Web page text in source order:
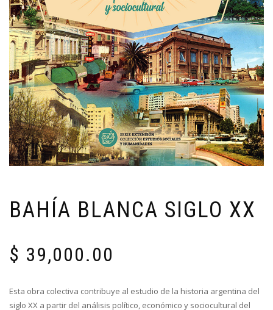
BAHÍA BLANCA SIGLO XX
$ 39,000.00
Esta obra colectiva contribuye al estudio de la historia argentina del
siglo XX a partir del análisis político, económico y sociocultural del